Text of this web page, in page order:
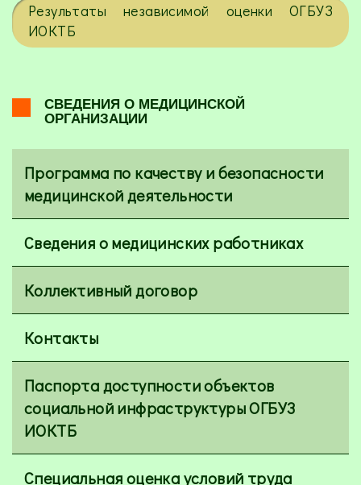
Результаты независимой оценки ОГБУЗ
ИОКТБ
СВЕДЕНИЯ О МЕДИЦИНСКОЙ
ОРГАНИЗАЦИИ
Программа по качеству и безопасности
медицинской деятельности
Сведения о медицинских работниках
Коллективный договор
Контакты
Паспорта доступности объектов
социальной инфраструктуры ОГБУЗ
ИОКТБ
Специальная оценка условий труда